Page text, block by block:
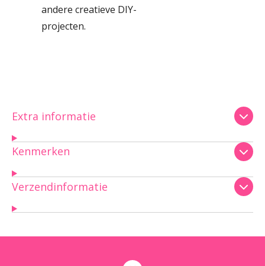
andere creatieve DIY-
projecten.
Extra informatie
Kenmerken
Verzendinformatie